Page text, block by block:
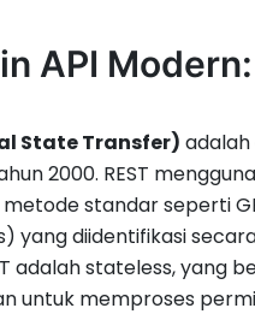
API
State Transfer)
2000. REST
standar seperti
yang diidentifikasi
adalah stateless, yang
untuk memproses